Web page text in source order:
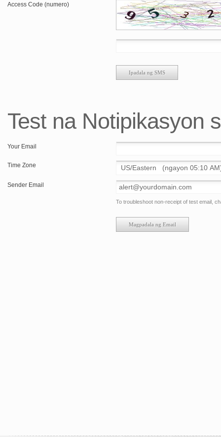
Access Code (numero)
Test na Notipikasyon
Your Email
Time Zone
Sender Email
To troubleshoot non-receipt of test email,